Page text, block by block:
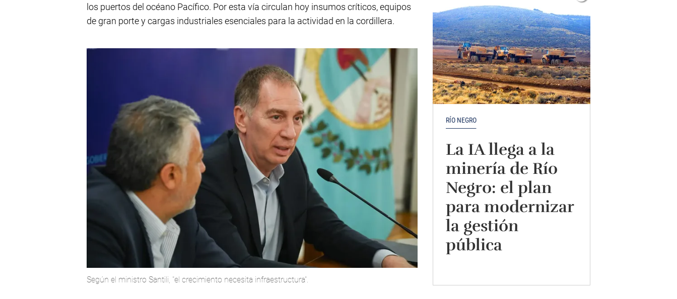
los puertos del océano Pacífico. Por esta vía circulan hoy insumos críticos, equipos
de gran porte y cargas industriales esenciales para la actividad en la cordillera.
Según el ministro Santili, "el crecimiento necesita infraestructura".
RÍO NEGRO
La IA llega a la
minería de Río
Negro: el plan
para modernizar
la gestión
pública